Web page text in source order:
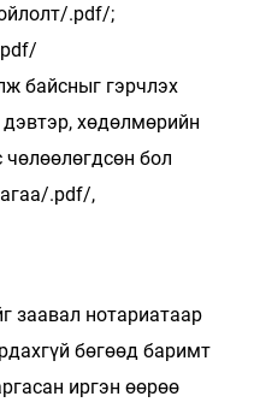
.pdf/;
байсныг гэрчлэх
хөдөлмөрийн
бол
.pdf/,
заавал нотариатаар
бөгөөд баримт
иргэн өөрөө